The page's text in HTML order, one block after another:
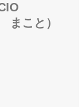
まこと）